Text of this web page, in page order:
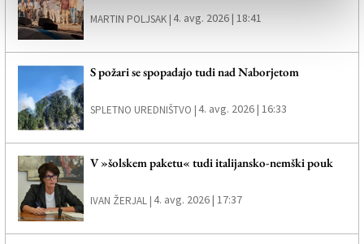
MARTIN POLJSAK | 4. avg. 2026 | 18:41
S požari se spopadajo tudi nad Naborjetom
SPLETNO UREDNIŠTVO |4. avg. 2026 | 16:33
V »šolskem paketu« tudi italijansko-nemški pouk
IVAN ŽERJAL |4. avg. 2026 | 17:37